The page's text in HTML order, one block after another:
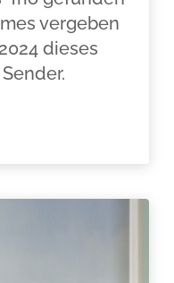
vergeben
dieses